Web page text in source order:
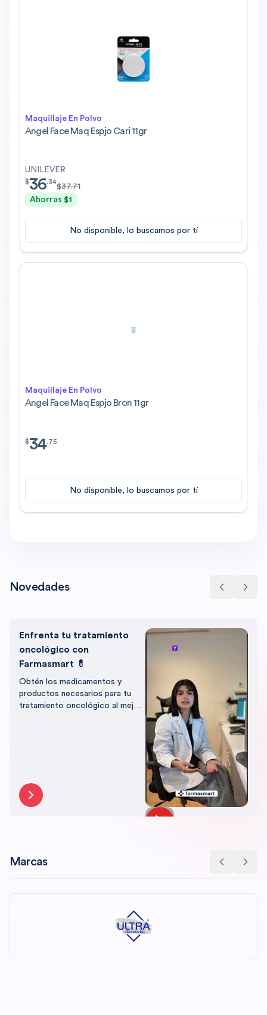
Maquillaje En Polvo
Angel Face Maq Espjo Cari 11gr
UNILEVER
$36.34
$36.34
$37.71
Ahorras $1
No disponible, lo buscamos por tí
Maquillaje En Polvo
Angel Face Maq Espjo Bron 11gr
$34.75
$34.75
No disponible, lo buscamos por tí
Novedades
Enfrenta tu tratamiento
oncológico con
Farmasmart 💊
Obtén los medicamentos y
productos necesarios para tu
tratamiento oncológico al mejor
Marcas